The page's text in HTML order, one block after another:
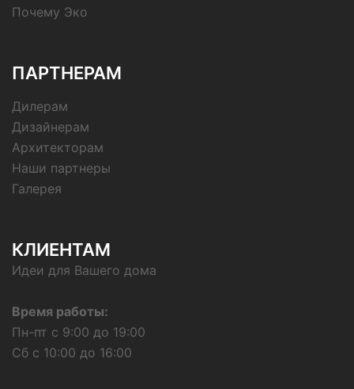
Почему Эко
ПАРТНЕРАМ
Дилерам
Дизайнерам
Архитекторам
Наши партнеры
Галерея
КЛИЕНТАМ
Идеи для Вашего дома
Время работы:
Пн-пт с 9:00 до 19:00
Сб с 10:00 до 16:00